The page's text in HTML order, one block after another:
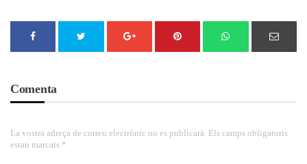
Comenta
La vostra adreça de correu electrònic no es publicarà. Els camps obligatoris
estan marcats *